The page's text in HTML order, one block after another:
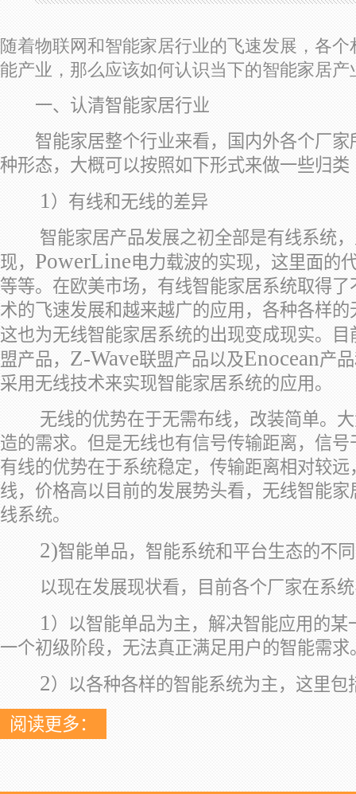
随着物联网和智能家居行业的飞速发展，各
能产业，那么应该如何认识当下的智能家居产
一、认清智能家居行业
智能家居整个行业来看，国内外各个厂家
种形态，大概可以按照如下形式来做一些归类
1）有线和无线的差异
智能家居产品发展之初全部是有线系统，
现， PowerLine电力载波的实现，这里面的
等等。在欧美市场，有线智能家居系统取得
术的飞速发展和越来越广的应用，各种各样
这也为无线智能家居系统的出现变成现实。目
盟产品， Z-Wave联盟产品以及Enocean产
采用无线技术来实现智能家居系统的应用。
无线的优势在于无需布线，改装简单。大
造的需求。但是无线也有信号传输距离，信
有线的优势在于系统稳定，传输距离相对较
线，价格高以目前的发展势头看，无线智能
线系统。
2)智能单品，智能系统和平台生态的不
以现在发展现状看，目前各个厂家在系统
1）以智能单品为主，解决智能应用的
一个初级阶段，无法真正满足用户的智能需求
2）以各种各样的智能系统为主，这里包
阅读更多：